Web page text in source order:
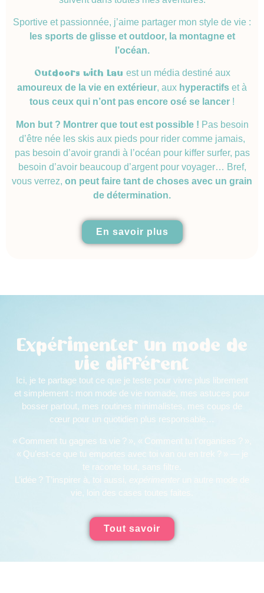
Sportive et passionnée, j’aime partager mon style de vie :
les sports de glisse et outdoor, la montagne et
l’océan.
Outdoors with Lau est un média destiné aux
amoureux de la vie en extérieur, aux hyperactifs et à
tous ceux qui n’ont pas encore osé se lancer !
Mon but ? Montrer que tout est possible ! Pas besoin
d’être née les skis aux pieds pour rider comme jamais,
pas besoin d’avoir grandi à l’océan pour kiffer surfer, pas
besoin d’avoir beaucoup d’argent pour voyager… Bref,
vous verrez, on peut faire tant de choses avec un grain
de détermination.
En savoir plus
Expérimenter un mode de
vie différent
Ici, je te partage tout ce que je teste pour vivre plus librement
et simplement : mon mode de vie nomade, mes astuces pour
bosser partout, mes routines minimalistes, mes coups de
cœur pour un quotidien plus responsable…
« Comment tu gagnes ta vie ? », « Comment tu t’organises ? »,
« Qu’est-ce que tu emportes avec toi van ou en trek ? » — je
te raconte tout, sans filtre.
L’idée ? T’inspirer à, toi aussi, expérimenter un autre mode de
vie, loin des cases toutes faites.
Tout savoir